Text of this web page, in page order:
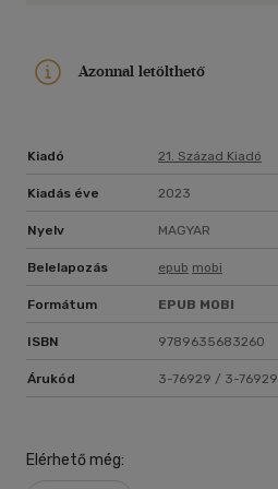
Azonnal letölthető
Kiadó 21. Század Kiadó
Kiadás éve 2023
Nyelv MAGYAR
Belelapozás epub mobi
Formátum EPUB MOBI
ISBN 9789635683260
Árukód 3-76929 / 3-76929
Elérhető még: